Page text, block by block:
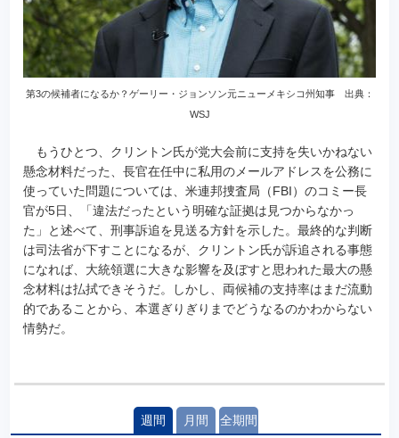
第3の候補者になるか？ゲーリー・ジョンソン元ニューメキシコ州知事 出典：
WSJ
もうひとつ、クリントン氏が党大会前に支持を失いかねない
懸念材料だった、長官在任中に私用のメールアドレスを公務に
使っていた問題については、米連邦捜査局（FBI）のコミー長
官が5日、「違法だったという明確な証拠は見つからなかっ
た」と述べて、刑事訴追を見送る方針を示した。最終的な判断
は司法省が下すことになるが、クリントン氏が訴追される事態
になれば、大統領選に大きな影響を及ぼすと思われた最大の懸
念材料は払拭できそうだ。しかし、両候補の支持率はまだ流動
的であることから、本選ぎりぎりまでどうなるのかわからない
情勢だ。
週間 月間 全期間